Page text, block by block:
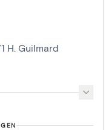
H. Guilmard